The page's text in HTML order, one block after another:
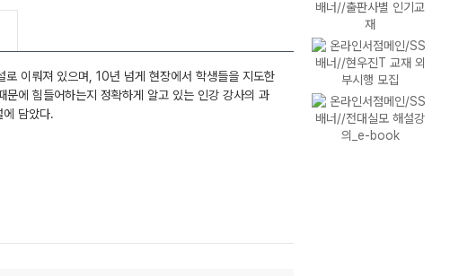
이뤄져 있으며, 10년 넘게 현장에서 학생들을 지도한
에 힘들어하는지 정확하게 알고 있는 인강 강사의 과
담았다.